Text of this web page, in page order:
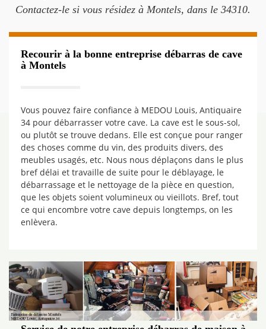
Contactez-le si vous résidez à Montels, dans le 34310.
Recourir à la bonne entreprise débarras de cave
à Montels
Vous pouvez faire confiance à MEDOU Louis, Antiquaire
34 pour débarrasser votre cave. La cave est le sous-sol,
ou plutôt se trouve dedans. Elle est conçue pour ranger
des choses comme du vin, des produits divers, des
meubles usagés, etc. Nous nous déplaçons dans le plus
bref délai et travaille de suite pour le déblayage, le
débarrassage et le nettoyage de la pièce en question,
que les objets soient volumineux ou vieillots. Bref, tout
ce qui encombre votre cave depuis longtemps, on les
enlèvera.